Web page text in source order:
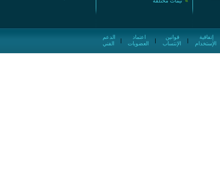
الفني
|
العضويات
|
الإنتساب
|
الإستخدام